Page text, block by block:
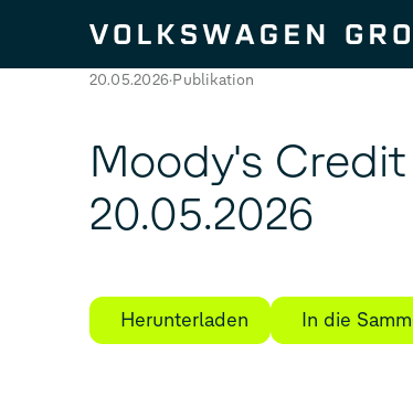
20.05.2026 Publikation
Moody's
20.05.2026
Herunterladen In die